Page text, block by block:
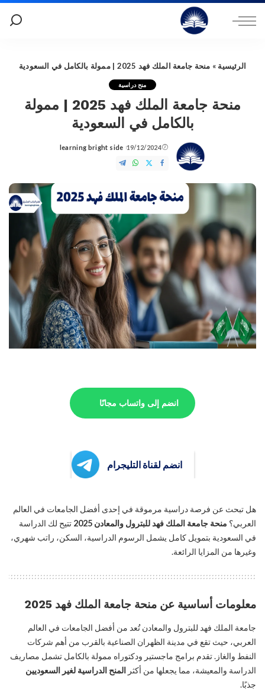
الرئيسية » منحة جامعة الملك فهد 2025 | ممولة بالكامل في السعودية
منح دراسية
منحة جامعة الملك فهد 2025 | ممولة
بالكامل في السعودية
19/12/2024
Posted
by
learning bright side
انضم إلى واتساب مجانًا
انضم لقناة التليجرام
هل تبحث عن فرصة دراسية مرموقة في إحدى أفضل الجامعات في العالم
العربي؟ منحة جامعة الملك فهد للبترول والمعادن 2025
تتيح لك الدراسة
في السعودية بتمويل كامل يشمل الرسوم الدراسية، السكن، راتب شهري،
وغيرها من المزايا الرائعة.
معلومات أساسية عن منحة جامعة الملك فهد 2025
جامعة الملك فهد للبترول والمعادن تُعد من أفضل الجامعات في العالم
العربي، حيث تقع في مدينة الظهران الصناعية بالقرب من أهم شركات
النفط والغاز. تقدم برامج ماجستير ودكتوراه ممولة بالكامل تشمل مصاريف
الدراسة والمعيشة، مما يجعلها من أكثر المنح الدراسية لغير السعوديين
جذبًا.